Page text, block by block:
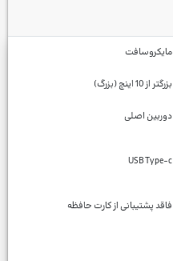
مایکروسافت
بزرگتر از 10 اینچ (بزرگ)
دوربین اصلی
USB Type-c
فاقد پشتیبانی از کارت حافظه